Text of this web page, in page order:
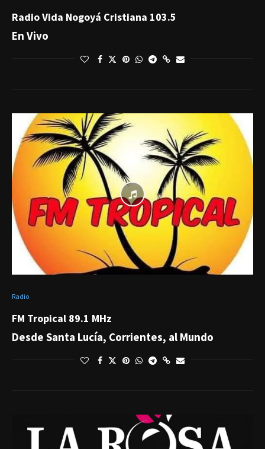
Radio Vida Nogoyá Cristiana 103.5
En Vivo
Radio
FM Tropical 89.1 MHz
Desde Santa Lucía, Corrientes, al Mundo